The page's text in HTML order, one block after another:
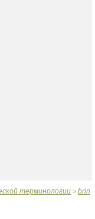
терминологии > brin